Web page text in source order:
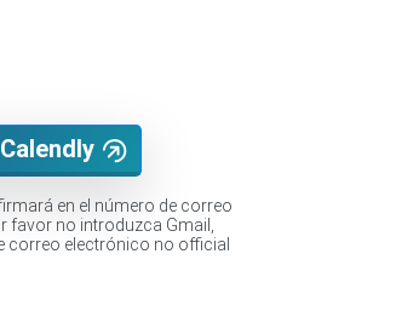
en el número de correo
favor no introduzca Gmail,
correo electrónico no official